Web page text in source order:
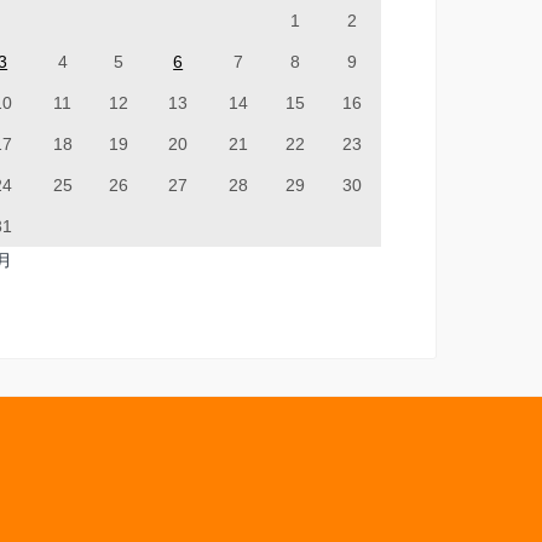
1 2
4 5 6 7 8 9
11 12 13 14 15 16
18 19 20 21 22 23
25 26 27 28 29 30